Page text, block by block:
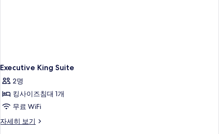
Executive King Suite
2명
킹사이즈침대 1개
무료 WiFi
자세히 보기
Executive